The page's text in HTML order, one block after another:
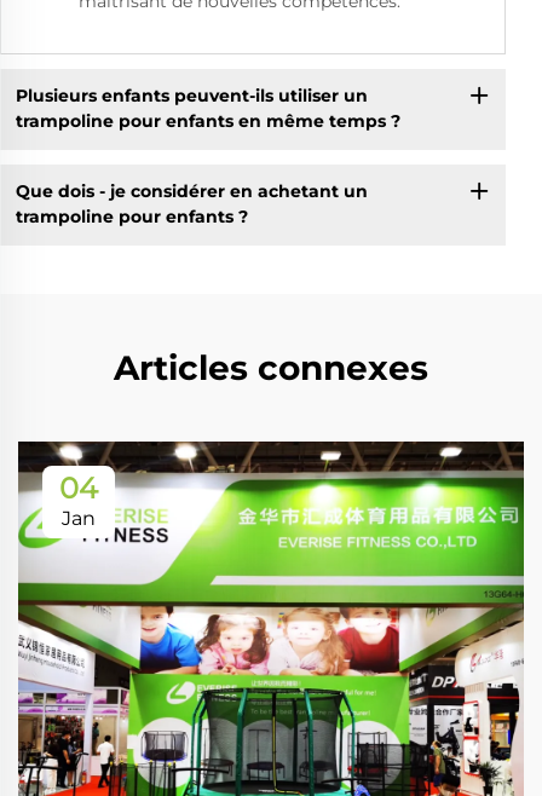
Plusieurs enfants peuvent-ils utiliser un
trampoline pour enfants en même temps ?
Que dois - je considérer en achetant un
trampoline pour enfants ?
Articles connexes
04
Jan